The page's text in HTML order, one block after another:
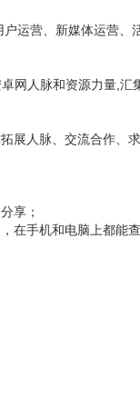
运营、新媒体运营
网人脉和资源力量,
展人脉、交流合作、
享；
在手机和电脑上都能查